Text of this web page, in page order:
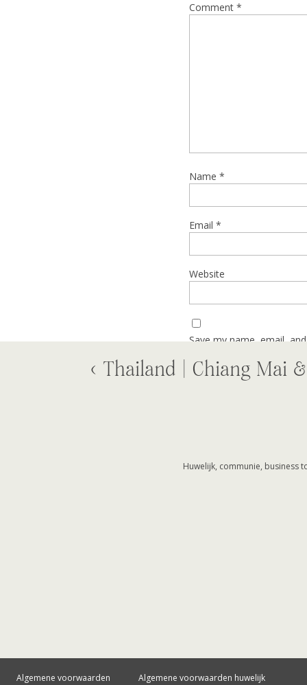
January 31,
Comment *
Name *
Email *
Website
Save my name, email,
« Thailand | Chiang Mai
Huwelijk, communie, business
Algemene voorwaarden Algemene voorwaarden huwelijk